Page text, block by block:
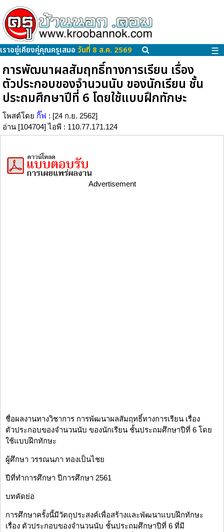
เราอยู่เคียงคู่คุณครูเสมอ วันที่ 8 ส.ค. 2569 ☰
การพัฒนาผลสัมฤทธิ์ทางการเรียน เรื่อง
ตัวประกอบของจำนวนนับ ของนักเรียน ชั้น
ประถมศึกษาปีที่ 6 โดยใช้แบบฝึกทักษะ
โพสต์โดย กิ๊ฟ : [24 ก.ย. 2562]
อ่าน [104704] ไอพี : 110.77.171.124
Advertisement
ชื่อผลงานทางวิชาการ การพัฒนาผลสัมฤทธิ์ทางการเรียน เรื่อง
ตัวประกอบของจำนวนนับ ของนักเรียน ชั้นประถมศึกษาปีที่ 6 โดย
ใช้แบบฝึกทักษะ
ผู้ศึกษา วรรณนภา ทองเป็นไชย
ปีที่ทำการศึกษา ปีการศึกษา 2561
บทคัดย่อ
การศึกษาครั้งนี้มีวัตถุประสงค์เพื่อสร้างและพัฒนาแบบฝึกทักษะ
เรื่อง ตัวประกอบของจำนวนนับ ชั้นประถมศึกษาปีที่ 6 ที่มี